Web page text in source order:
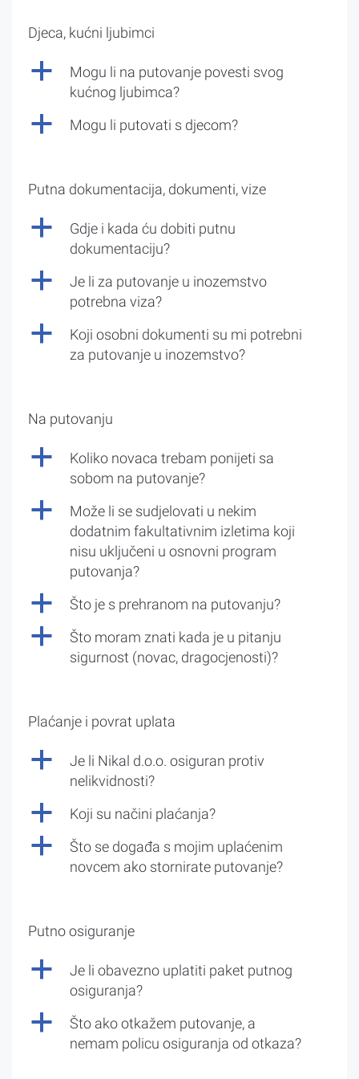
Djeca, kućni ljubimci
a
Mogu li na putovanje povesti svog
kućnog ljubimca?
a Mogu li putovati s djecom?
Putna dokumentacija, dokumenti, vize
a
Gdje i kada ću dobiti putnu
dokumentaciju?
a
Je li za putovanje u inozemstvo
potrebna viza?
a
Koji osobni dokumenti su mi potrebni
za putovanje u inozemstvo?
Na putovanju
a
Koliko novaca trebam ponijeti sa
sobom na putovanje?
a
Može li se sudjelovati u nekim
dodatnim fakultativnim izletima koji
nisu uključeni u osnovni program
putovanja?
a Što je s prehranom na putovanju?
a
Što moram znati kada je u pitanju
sigurnost (novac, dragocjenosti)?
Plaćanje i povrat uplata
a
Je li Nikal d.o.o. osiguran protiv
nelikvidnosti?
a Koji su načini plaćanja?
a
Što se događa s mojim uplaćenim
novcem ako stornirate putovanje?
Putno osiguranje
a
Je li obavezno uplatiti paket putnog
osiguranja?
a
Što ako otkažem putovanje, a
nemam policu osiguranja od otkaza?